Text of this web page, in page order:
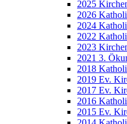
2025
2026
2024
2022
2023
2021 3.
2018
2019 Ev.
2017 Ev.
2016
2015 Ev.